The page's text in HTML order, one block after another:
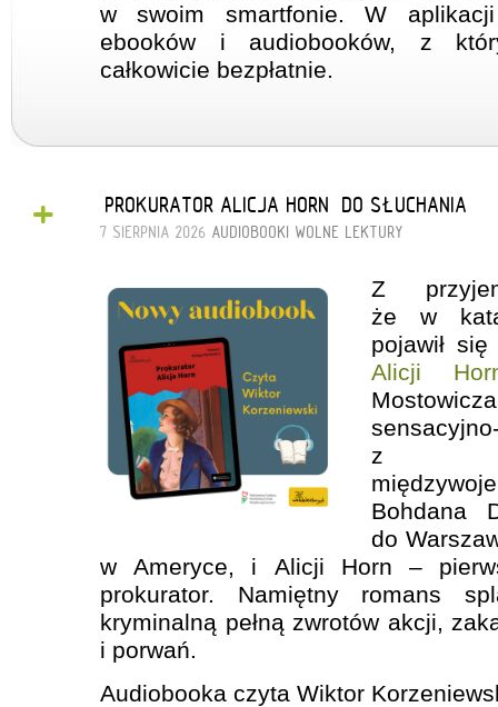
w swoim smartfonie. W
ebooków i audiobooków, z
całkowicie bezpłatnie.
+ „PROKURATOR ALICJA HORN” DO SŁUCHANIA
7 SIERPNIA 2026 AUDIOBOOKI WOLNE LEKTURY
Z
że w
pojawił
Alicji
z
Bohdana
do
w Ameryce, i Alicji Horn –
prokurator. Namiętny romans
kryminalną pełną zwrotów akcji,
i porwań.
Audiobooka czyta Wiktor